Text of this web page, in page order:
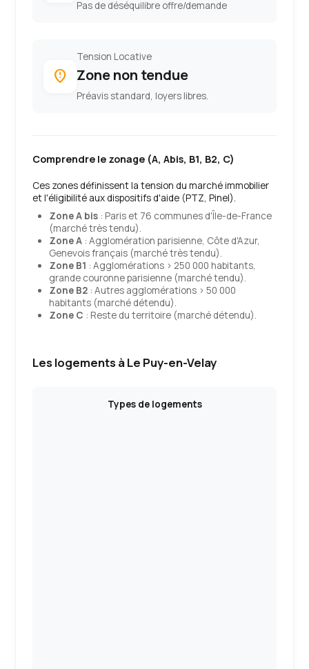
Pas de déséquilibre offre/demande
fmd_bad
Tension Locative
Zone non tendue
Préavis standard, loyers libres.
Comprendre le zonage (A, Abis, B1, B2, C)
Ces zones définissent la tension du marché immobilier
et l'éligibilité aux dispositifs d'aide (PTZ, Pinel).
Zone A bis : Paris et 76 communes d'Île-de-France
(marché très tendu).
Zone A : Agglomération parisienne, Côte d'Azur,
Genevois français (marché très tendu).
Zone B1 : Agglomérations > 250 000 habitants,
grande couronne parisienne (marché tendu).
Zone B2 : Autres agglomérations > 50 000
habitants (marché détendu).
Zone C : Reste du territoire (marché détendu).
Les logements à Le Puy-en-Velay
Types de logements